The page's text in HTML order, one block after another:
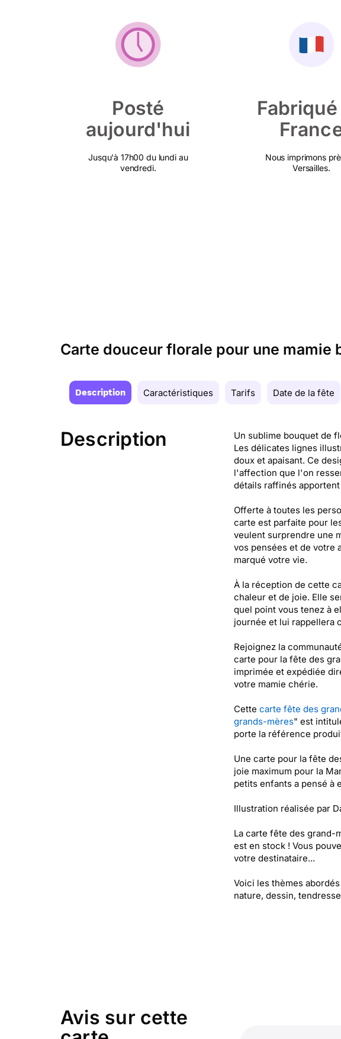
Posté
aujourd'hui
Jusqu'à 17h00 du lundi au
vendredi.
Nous imprimons
Versailles.
Carte douceur florale pour une mamie
Description Caractéristiques Tarifs Date de la fête
Description
Un sublime bouquet de
Les délicates lignes
doux et apaisant. Ce
l'affection que l'on
détails raffinés
Offerte à toutes les
carte est parfaite pour
veulent surprendre une
vos pensées et de votre
marqué votre vie.
À la réception de cette
chaleur et de joie. Elle
quel point vous tenez à
journée et lui rappellera
Rejoignez la
carte pour la fête des
imprimée et expédiée
votre mamie chérie.
Cette carte fête des
grands-mères" est
porte la référence
Une carte pour la fête
joie maximum pour la
petits enfants a pensé à
Illustration réalisée par
La carte fête des grand-
est en stock ! Vous
votre destinataire...
Voici les thèmes
nature, dessin,
Avis sur cette